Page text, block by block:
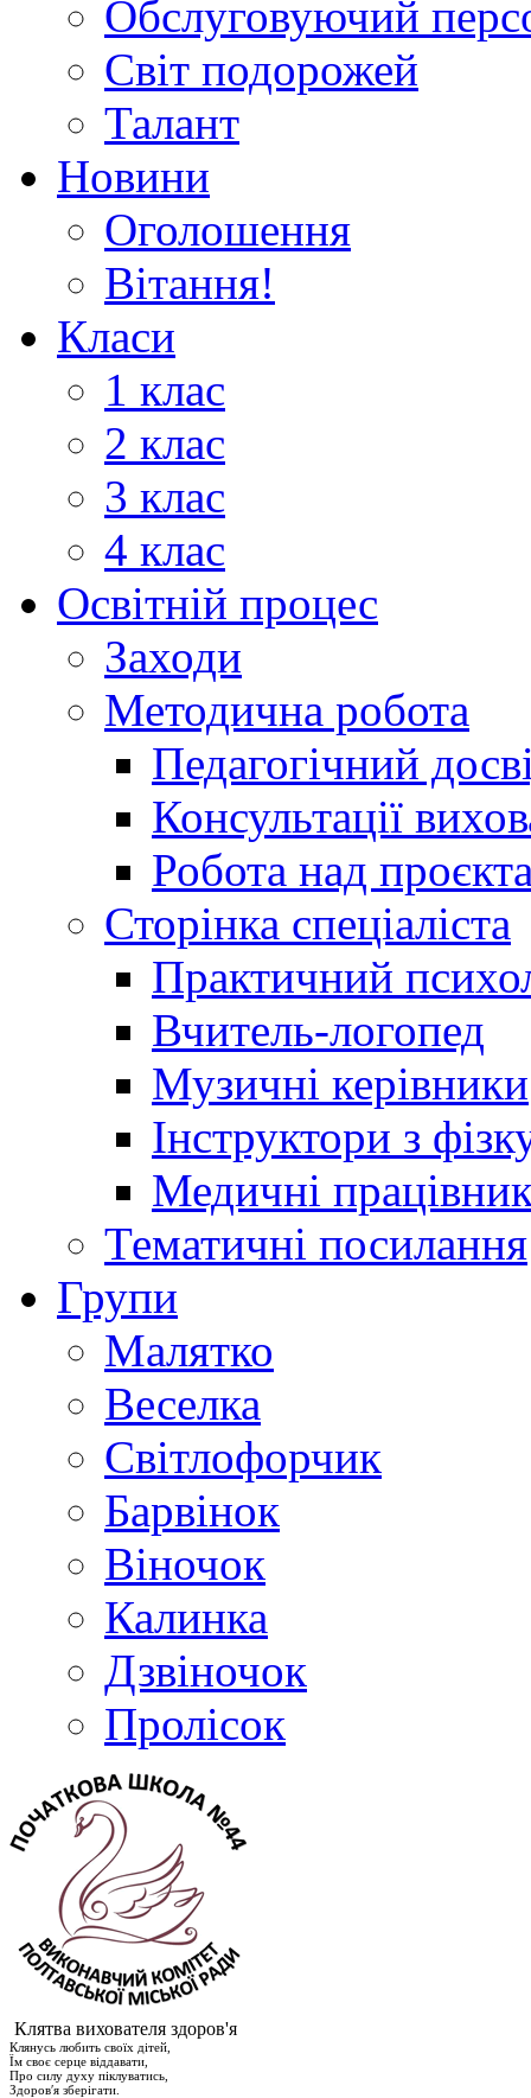
Обслуговуючий
Світ подорожей
Талант
Новини
Оголошення
Вітання!
Класи
1 клас
2 клас
3 клас
4 клас
Освітній процес
Заходи
Методична робота
Педагогічний
Консультації
Робота над
Сторінка спеціаліста
Практичний
Вчитель-логопед
Музичні керівники
Інструктори з
Медичні
Тематичні посилання
Групи
Малятко
Веселка
Світлофорчик
Барвінок
Віночок
Калинка
Дзвіночок
Пролісок
Клятва вихователя здоров'я
Клянусь любить своїх дітей,
Їм своє серце віддавати,
Про силу духу піклуватись,
Здоров′я зберігати.